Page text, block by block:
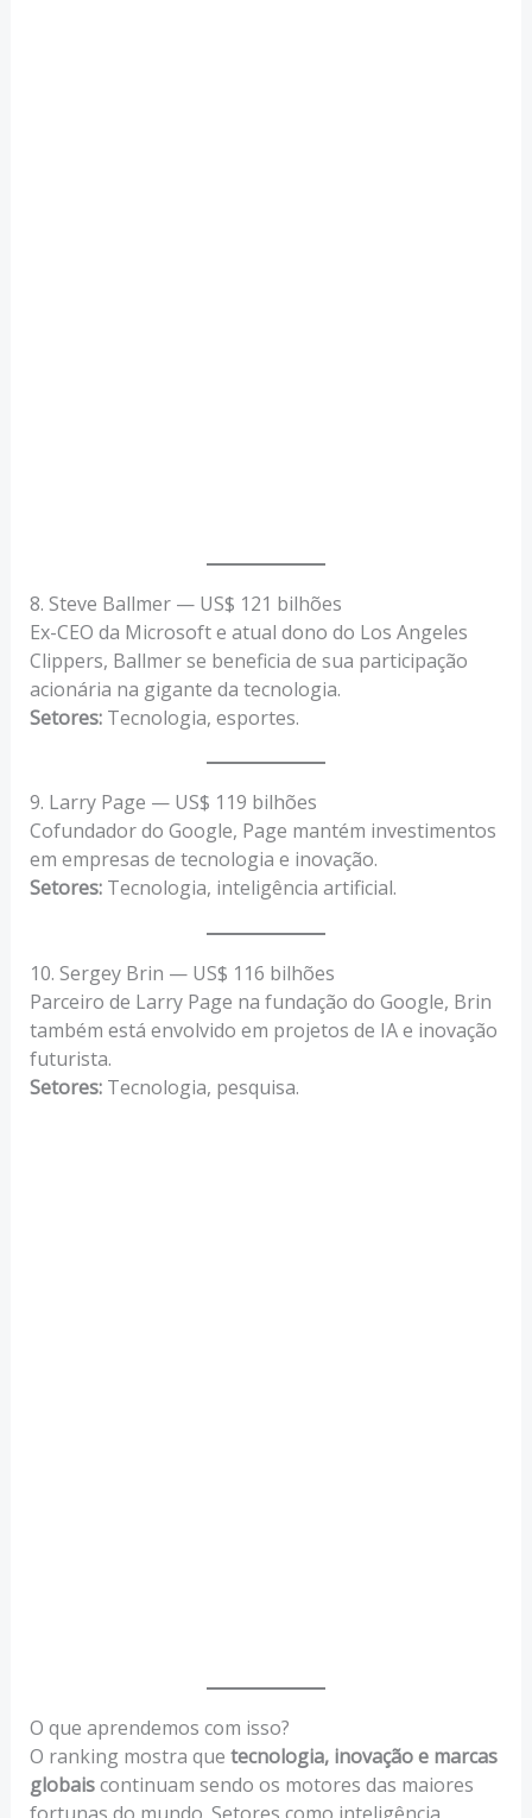
8. Steve Ballmer — US$ 121 bilhões
Ex-CEO da Microsoft e atual dono do Los Angeles
Clippers, Ballmer se beneficia de sua participação
acionária na gigante da tecnologia.
Setores:Tecnologia, esportes.
9. Larry Page — US$ 119 bilhões
Cofundador do Google, Page mantém investimentos
em empresas de tecnologia e inovação.
Setores:Tecnologia, inteligência artificial.
10. Sergey Brin — US$ 116 bilhões
Parceiro de Larry Page na fundação do Google, Brin
também está envolvido em projetos de IA e inovação
futurista.
Setores:Tecnologia, pesquisa.
O que aprendemos com isso?
O ranking mostra que tecnologia, inovação e marcas
globaiscontinuam sendo os motores das maiores